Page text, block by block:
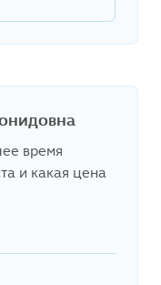
время
и какая цена